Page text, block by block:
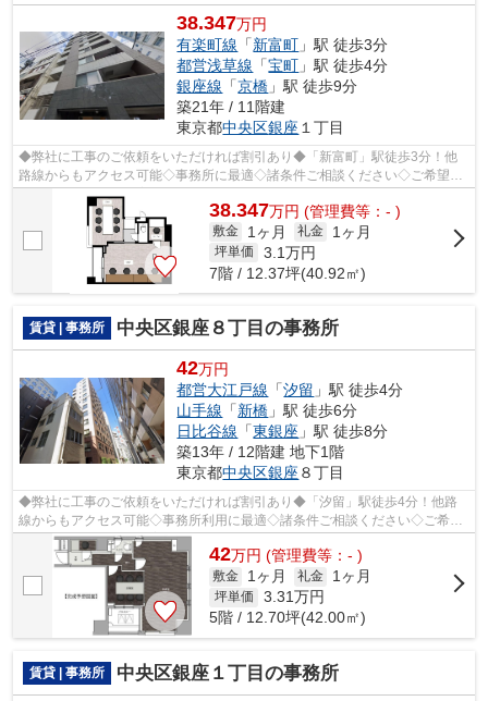
38.347万円
有楽町線 「新富町 」駅 徒歩3分
都営浅草線 「宝町 」駅 徒歩4分
銀座線 「京橋 」駅 徒歩9分
築21年 / 11階建
東京都中央区銀座 １丁目
◆弊社に工事のご依頼をいただければ割引あり◆「新富町」駅徒歩3分！他
路線からもアクセス可能◇事務所に最適◇諸条件ご相談ください◇ご希望に
合わせて物件のご提案が可能です◇お気軽にお...
38.347万円 (管理費等：- )
敷金 1ヶ月 礼金 1ヶ月
坪単価 3.1万円
7階 / 12.37坪(40.92㎡)
賃貸 | 事務所 中央区銀座８丁目の事務所
42万円
都営大江戸線 「汐留 」駅 徒歩4分
山手線 「新橋 」駅 徒歩6分
日比谷線 「東銀座 」駅 徒歩8分
築13年 / 12階建 地下1階
東京都中央区銀座 ８丁目
◆弊社に工事のご依頼をいただければ割引あり◆「汐留」駅徒歩4分！他路
線からもアクセス可能◇事務所利用に最適◇諸条件ご相談ください◇ご希望
に合わせて物件のご提案が可能です◇お気軽に...
42万円 (管理費等：- )
敷金 1ヶ月 礼金 1ヶ月
坪単価 3.31万円
5階 / 12.70坪(42.00㎡)
賃貸 | 事務所 中央区銀座１丁目の事務所